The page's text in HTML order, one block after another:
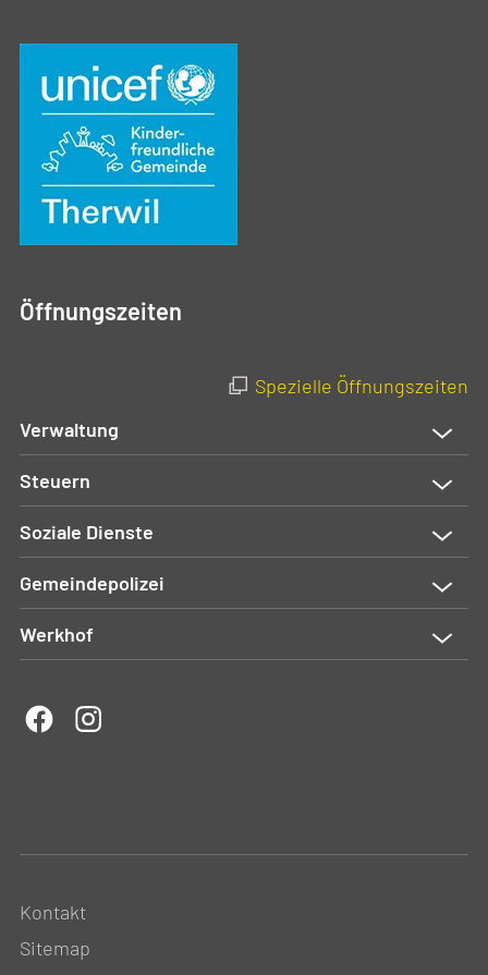
Öffnungszeiten
Spezielle Öffnungszeiten
Verwaltung
Steuern
Soziale Dienste
Gemeindepolizei
Werkhof
Kontakt
Sitemap